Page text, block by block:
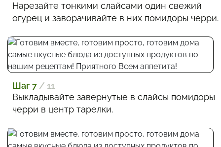
Нарезайте тонкими слайсами один свежий
огурец и заворачивайте в них помидоры черри.
Шаг 7 / 11
Выкладывайте завернутые в слайсы помидоры
черри в центр тарелки.